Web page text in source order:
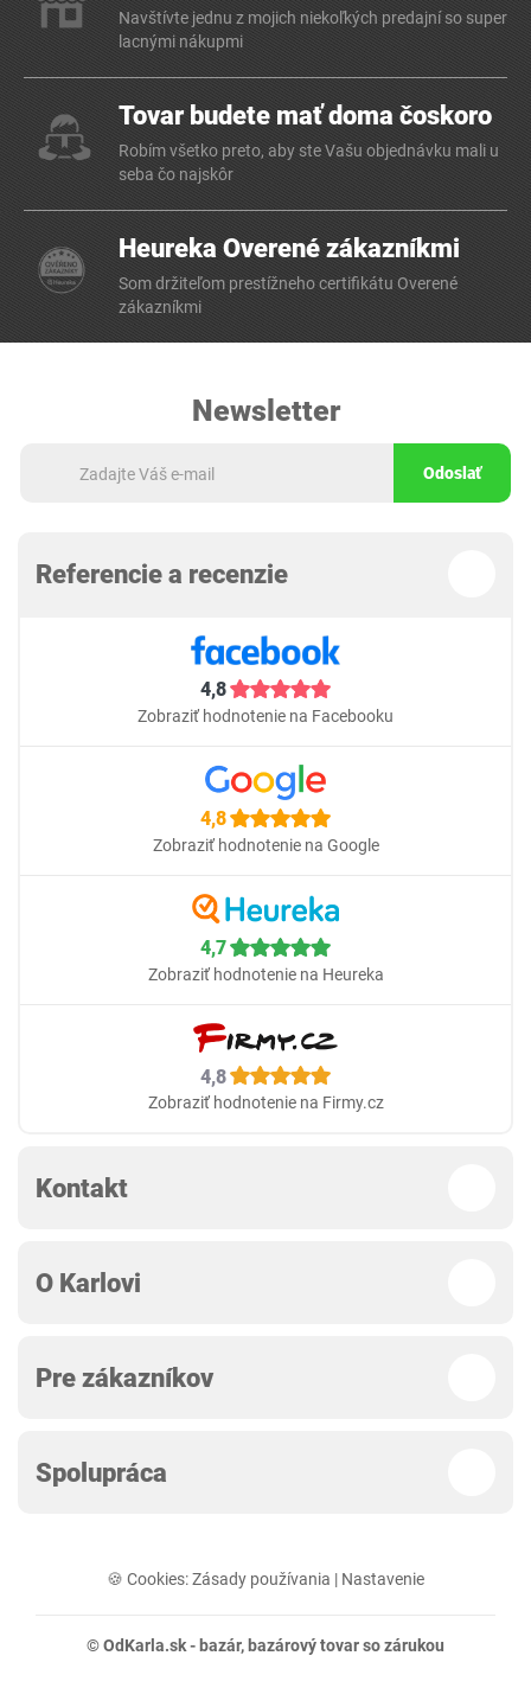
Navštívte jednu z mojich niekoľkých predajní so super
lacnými nákupmi
Tovar budete mať doma čoskoro
Robím všetko preto, aby ste Vašu objednávku mali u
seba čo najskôr
Heureka Overené zákazníkmi
Som držiteľom prestížneho certifikátu Overené
zákazníkmi
Newsletter
Odoslať
Referencie a recenzie
4,8
Zobraziť hodnotenie na Facebooku
4,8
Zobraziť hodnotenie na Google
4,7
Zobraziť hodnotenie na Heureka
4,8
Zobraziť hodnotenie na Firmy.cz
Kontakt
O Karlovi
Pre zákazníkov
Spolupráca
🍪 Cookies:Zásady používania | Nastavenie
© OdKarla.sk - bazár, bazárový tovar so zárukou